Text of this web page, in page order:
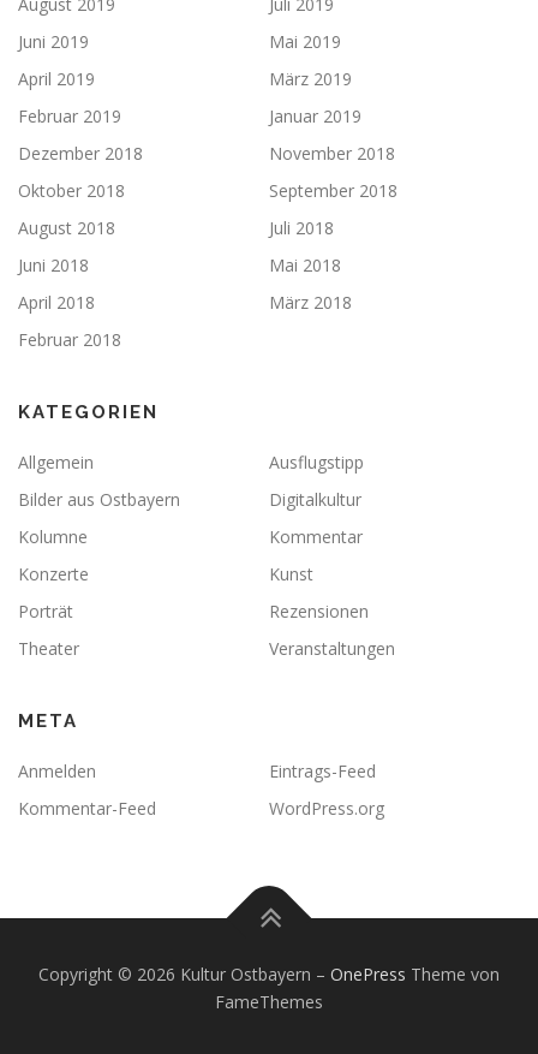
Juni 2019
Mai 2019
April 2019
März 2019
Februar 2019
Januar 2019
Dezember 2018
November 2018
Oktober 2018
September 2018
August 2018
Juli 2018
Juni 2018
Mai 2018
April 2018
März 2018
Februar 2018
KATEGORIEN
Allgemein
Ausflugstipp
Bilder aus Ostbayern
Digitalkultur
Kolumne
Kommentar
Konzerte
Kunst
Porträt
Rezensionen
Theater
Veranstaltungen
META
Anmelden
Eintrags-Feed
Kommentar-Feed
WordPress.org
Copyright © 2026 Kultur Ostbayern – OnePress Theme von
FameThemes